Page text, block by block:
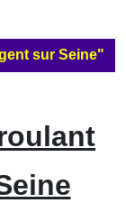
sur Seine"